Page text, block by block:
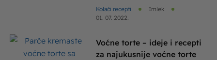
Kolači recepti
Imlek
01. 07. 2022.
Voćne torte – ideje i recepti
za najukusnije voćne torte